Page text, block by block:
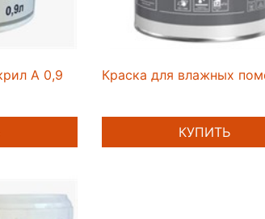
А 0,9 Краска для влажных
КУПИТЬ